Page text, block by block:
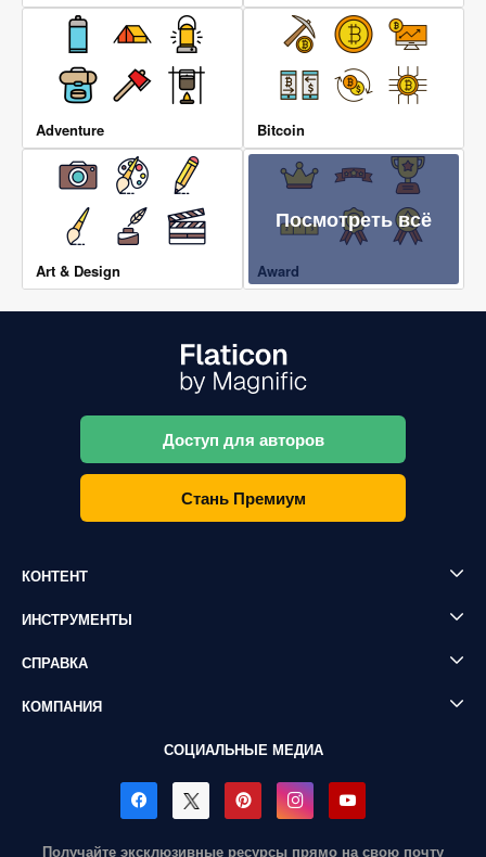
Adventure Bitcoin
Art & Design
Посмотреть всё
Award
Доступ для авторов
Стань Премиум
КОНТЕНТ
ИНСТРУМЕНТЫ
СПРАВКА
КОМПАНИЯ
СОЦИАЛЬНЫЕ МЕДИА
Получайте эксклюзивные ресурсы прямо на свою почту